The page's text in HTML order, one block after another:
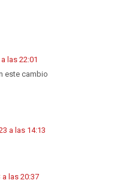
las 22:01
este cambio
a las 14:13
las 20:37